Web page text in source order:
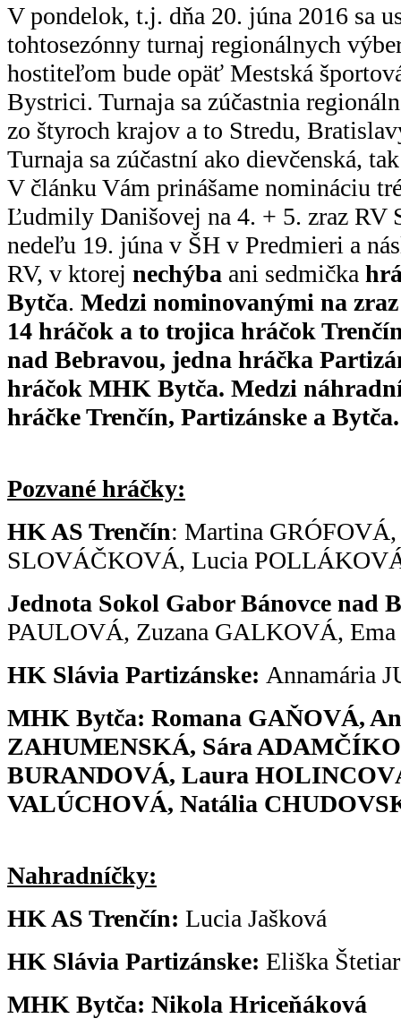
V pondelok, t.j. dňa 20. júna 2016 sa
tohtosezónny turnaj regionálnych
hostiteľom bude opäť Mestská
Bystrici. Turnaja sa zúčastnia
zo štyroch krajov a to Stredu,
Turnaja sa zúčastní ako dievčenská,
V článku Vám prinášame nomináciu
Ľudmily Danišovej na 4. + 5. zraz RV
nedeľu 19. júna v ŠH v Predmieri a
RV, v ktorej nechýba ani sedmička
Bytča. Medzi nominovanými na
14 hráčok a to trojica hráčok
nad Bebravou, jedna hráčka
hráčok MHK Bytča. Medzi
hráčke Trenčín, Partizánske a Bytča.
Pozvané hráčky:
HK AS Trenčín: Martina GRÓFOVÁ,
SLOVÁČKOVÁ, Lucia
Jednota Sokol Gabor Bánovce nad
PAULOVÁ, Zuzana GALKOVÁ,
HK Slávia Partizánske: Annamária
MHK Bytča: Romana GAŇOVÁ,
ZAHUMENSKÁ, Sára
BURANDOVÁ, Laura
VALÚCHOVÁ, Natália
Nahradníčky:
HK AS Trenčín: Lucia Jašková
HK Slávia Partizánske: Eliška
MHK Bytča: Nikola Hriceňáková